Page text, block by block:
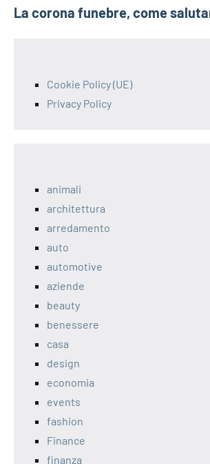
La corona funebre, come
Cookie Policy (UE)
Privacy Policy
animali
architettura
arredamento
auto
automotive
aziende
beauty
benessere
casa
design
economia
events
fashion
Finance
finanza